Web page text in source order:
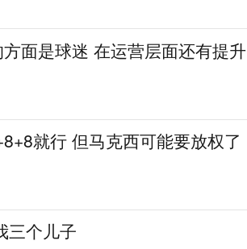
面是球迷 在运营层面还有提升
就行 但马克西可能要放权了
三个儿子